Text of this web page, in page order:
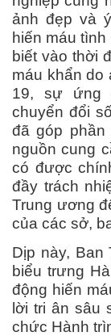
ảnh đẹp và
hiến máu
biết vào thời
máu khẩn do
19, sự ứng
chuyển đổi
đã góp
nguồn cung
có được
đầy trách
Trung ương
của các sở,
Dịp này, Ban
biểu trưng
động hiến
lời tri ân sâu
chức Hành